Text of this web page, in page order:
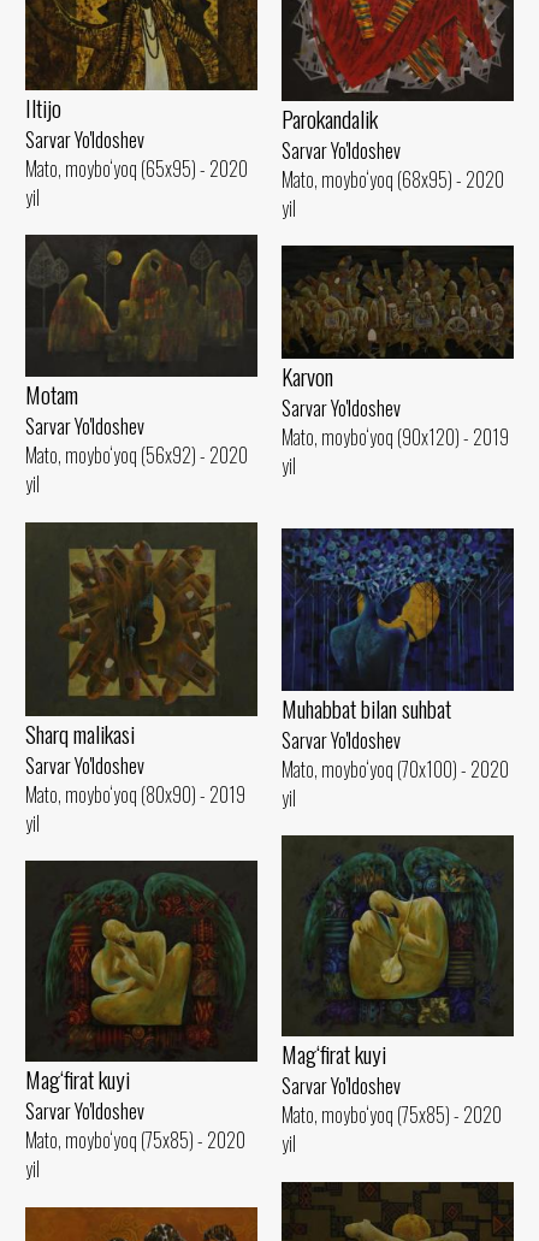
Iltijo
Sarvar Yo'ldoshev
Mato, moybo‘yoq (65x95) - 2020
yil
Parokandalik
Sarvar Yo'ldoshev
Mato, moybo‘yoq (68x95) - 2020
yil
Motam
Sarvar Yo'ldoshev
Mato, moybo‘yoq (56x92) - 2020
yil
Karvon
Sarvar Yo'ldoshev
Mato, moybo‘yoq (90x120) - 2019
yil
Sharq malikasi
Sarvar Yo'ldoshev
Mato, moybo‘yoq (80x90) - 2019
yil
Muhabbat bilan suhbat
Sarvar Yo'ldoshev
Mato, moybo‘yoq (70x100) - 2020
yil
Mag‘firat kuyi
Sarvar Yo'ldoshev
Mato, moybo‘yoq (75x85) - 2020
yil
Mag‘firat kuyi
Sarvar Yo'ldoshev
Mato, moybo‘yoq (75x85) - 2020
yil